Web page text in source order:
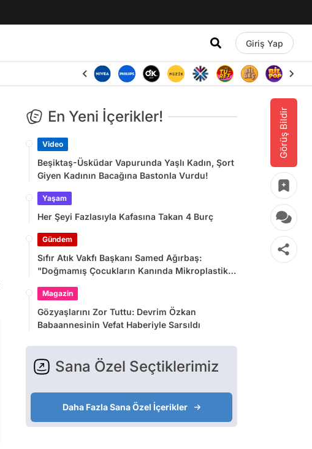
Giriş Yap
Görüş Bildir
En Yeni İçerikler!
Video
Beşiktaş-Üsküdar Vapurunda Yaşlı Kadın, Şort
Giyen Kadının Bacağına Bastonla Vurdu!
Yaşam
Her Şeyi Fazlasıyla Kafasına Takan 4 Burç
Gündem
Sıfır Atık Vakfı Başkanı Samed Ağırbaş:
"Doğmamış Çocukların Kanında Mikroplastik
Magazin
Gözyaşlarını Zor Tuttu: Devrim Özkan
Babaannesinin Vefat Haberiyle Sarsıldı
Sana Özel Seçtiklerimiz
Daha Fazla Sana Özel İçerikler